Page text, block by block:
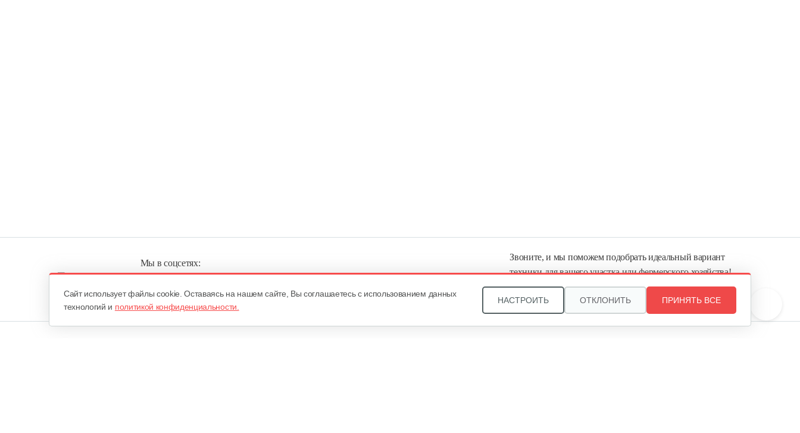
Мы в соцсетях:
Звоните, и мы поможем подобрать идеальный вариант
техники для вашего участка или фермерского хозяйства!
Купить садовую технику от первого поставщика
ОДО «Агропарк-М» — это выгодное и надёжное решение!
Cайт использует файлы cookie. Оставаясь на нашем сайте, Вы соглашаетесь с использованием данных
технологий и политикой конфиденциальности.
НАСТРОИТЬ ОТКЛОНИТЬ ПРИНЯТЬ ВСЕ